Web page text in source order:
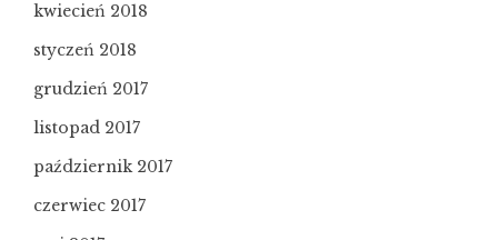
kwiecień 2018
styczeń 2018
grudzień 2017
listopad 2017
październik 2017
czerwiec 2017